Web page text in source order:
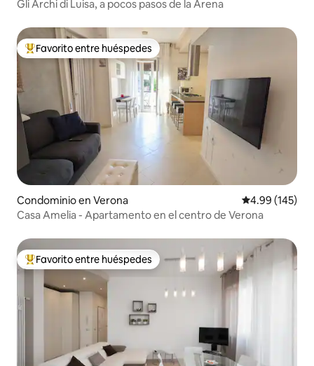
Gli Archi di Luisa, a pocos pasos de la Arena
De los mejores en Favorito entre huéspedes
Favorito entre huéspedes
Condominio en Verona Calificación
4.99 (145)
Casa Amelia - Apartamento en el centro de Verona
De los mejores en Favorito entre huéspedes
Favorito entre huéspedes